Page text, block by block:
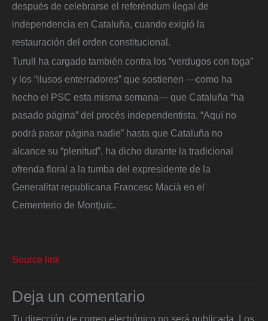
después de celebrarse el referéndum ilegal de
independencia en Cataluña, cuando exigió la
restauración del orden constitucional.
Turull ha cargado también contra los “verdugos con toga”
y los “ilusos enterradores” que sostienen —como ha
hecho el PSC esta misma semana— que Cataluña “ha
pasado página” del procés independentista. “Aquí no
podrá pasar página nadie” hasta que Cataluña no
alcance su “plenitud”, ha dicho durante la tradicional
ofrenda floral a la tumba del expresidente de la
Generalitat republicana Francesc Macià en el
Cementerio de Montjuïc.
Source link
Deja un comentario
Tu dirección de correo electrónico no será publicada. Los